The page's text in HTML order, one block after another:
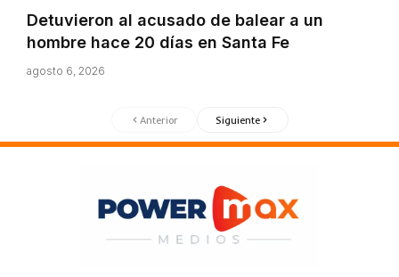
Detuvieron al acusado de balear a un
hombre hace 20 días en Santa Fe
agosto 6, 2026
Anterior Siguiente